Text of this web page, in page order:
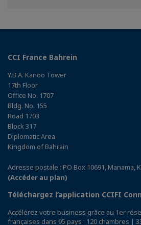
CCI France Bahrein
Y.B.A. Kanoo Tower
17th Floor
Office No. 1707
Bldg. No. 155
Road 1703
Block 317
Diplomatic Area
Kingdom of Bahrain
Adresse postale : PO Box 10691, Manama,
(Accéder au plan)
Téléchargez l’application CCIFI
Accélérez votre business grâce au 1er
françaises dans 95 pays : 120 chambres |